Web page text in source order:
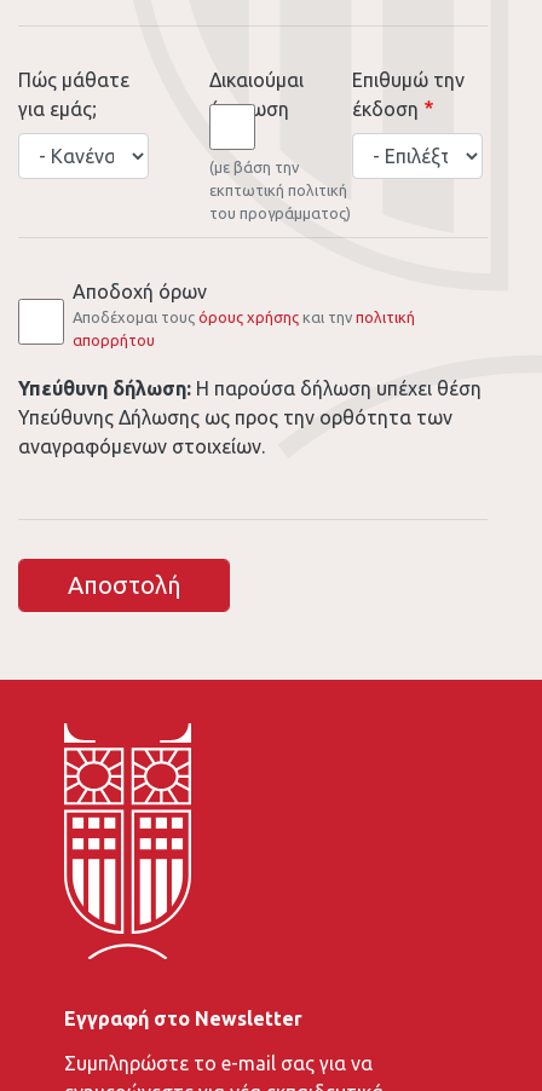
Πώς μάθατε
για εμάς;
Πώς
μάθατε
εμάς;
Δικαιούμαι
έκπτωση
(με βάση την
εκπτωτική πολιτική
του προγράμματος)
Επιθυμώ την
έκδοση
Αποδοχή όρων
Αποδέχομαι τους όρους χρήσης και την πολιτική
απορρήτου
Υπεύθυνη δήλωση: Η παρούσα δήλωση υπέχει θέση
Υπεύθυνης Δήλωσης ως προς την ορθότητα των
αναγραφόμενων στοιχείων.
Εγγραφή στο Newsletter
To
Συμπληρώστε το e-mail σας για να